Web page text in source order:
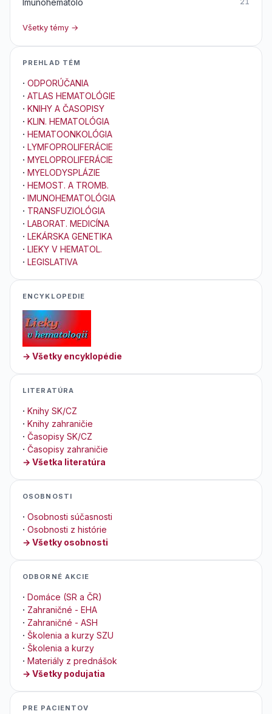
Imunohematoló
Všetky témy →
PREHLAD TÉM
· ODPORÚČANIA
· ATLAS HEMATOLÓGIE
· KNIHY A ČASOPISY
· KLIN. HEMATOLÓGIA
· HEMATOONKOLÓGIA
· LYMFOPROLIFERÁCIE
· MYELOPROLIFERÁCIE
· MYELODYSPLÁZIE
· HEMOST. A TROMB.
· IMUNOHEMATOLÓGIA
· TRANSFUZIOLÓGIA
· LABORAT. MEDICÍNA
· LEKÁRSKA GENETIKA
· LIEKY V HEMATOL.
· LEGISLATIVA
ENCYKLOPEDIE
→ Všetky encyklopédie
LITERATÚRA
· Knihy SK/CZ
· Knihy zahraničie
· Časopisy SK/CZ
· Časopisy zahraničie
→ Všetka literatúra
OSOBNOSTI
· Osobnosti súčasnosti
· Osobnosti z histórie
→ Všetky osobnosti
ODBORNÉ AKCIE
· Domáce (SR a ČR)
· Zahraničné - EHA
· Zahraničné - ASH
· Školenia a kurzy SZU
· Školenia a kurzy
· Materiály z prednášok
→ Všetky podujatia
PRE PACIENTOV